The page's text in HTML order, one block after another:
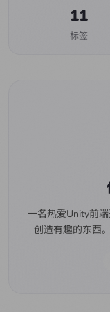
11
标签
一名热爱Unity前
创造有趣的东西